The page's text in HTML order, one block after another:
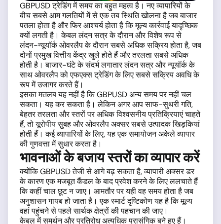
GBPUSD ट्रेडिंग में समय का बहुत महत्व है। नए व्यापारियों के
बीच सबसे आम गलतियों में से एक तब स्थिति खोलना है जब बाजार
पतला होता है और फिर आश्चर्य होता है कि मूल्य कार्रवाई यादृच्छिक
क्यों लगती है। केबल लंदन सत्र के दौरान और विशेष रूप से
लंदन-न्यूयॉर्क ओवरलैप के दौरान सबसे अधिक सक्रिय होता है, जब
दोनों प्रमुख वित्तीय केंद्र खुले होते हैं और तरलता सबसे अधिक
होती है। बाजार-घंटे के संदर्भ लगातार लंदन सत्र और न्यूयॉर्क के
साथ ओवरलैप को एफएक्स ट्रेडिंग के लिए सबसे सक्रिय अवधि के
रूप में उजागर करते हैं।
इसका मतलब यह नहीं है कि GBPUSD अन्य समय पर नहीं चल
सकता। यह कर सकता है। लेकिन अगर आप साफ-सुथरी गति,
बेहतर तरलता और स्तरों पर अधिक विश्वसनीय प्रतिक्रियाएं चाहते
हैं, तो यूरोपीय सुबह और ओवरलैप अक्सर सबसे उत्पादक खिड़कियां
होती हैं। कई व्यापारियों के लिए, यह एक समायोजन अकेले व्यापार
की गुणवत्ता में सुधार करता है।
भावनाओं के बजाय स्तरों का व्यापार करें
क्योंकि GBPUSD तेजी से आगे बढ़ सकता है, व्यापारी अक्सर डर
के कारण एक मजबूत कैंडल के बाद प्रवेश करने के लिए ललचाते हैं
कि कहीं चाल छूट न जाए। आमतौर पर यही वह समय होता है जब
अनुशासन गायब हो जाता है। एक स्मार्ट दृष्टिकोण यह है कि मूल्य
वहां पहुंचने से पहले सार्थक क्षेत्रों की पहचान की जाए।
केबल में समर्थन और प्रतिरोध अत्यधिक प्रासंगिक बने हुए हैं।